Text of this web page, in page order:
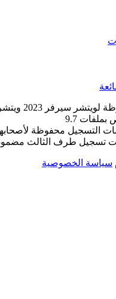
كل الحقوق
9.7
التسجيل محفوظة
تسجيل طرف الثالث
سياسة الخصوصية